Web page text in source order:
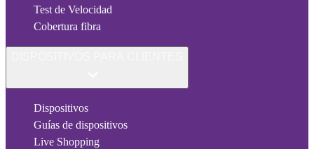
Test de Velocidad
Cobertura fibra
Dispositivos
Guías de dispositivos
Live Shopping